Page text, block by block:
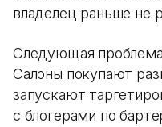
владелец раньше не
Следующая
Салоны покупают
запускают
с блогерами по